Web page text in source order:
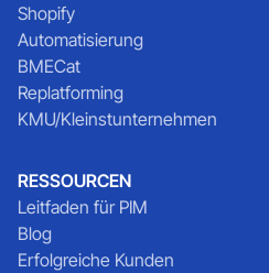
Shopify
Automatisierung
BMECat
Replatforming
KMU/Kleinstunternehmen
RESSOURCEN
Leitfaden für PIM
Blog
Erfolgreiche Kunden